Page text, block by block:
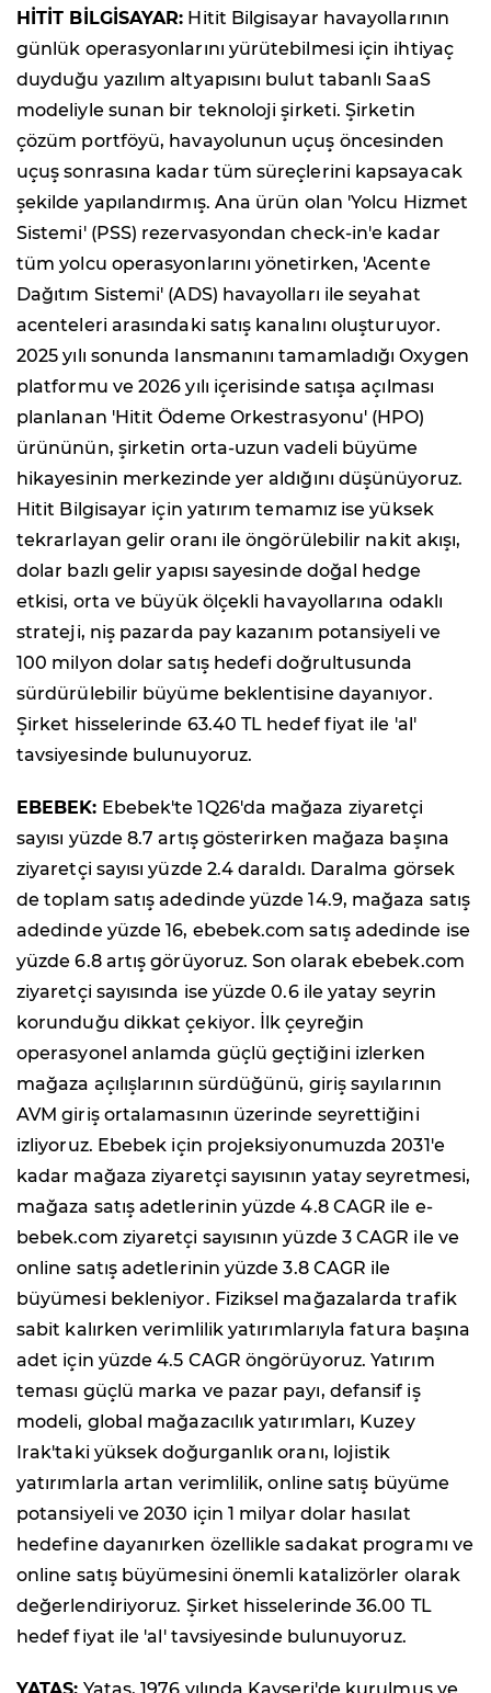
HİTİT BİLGİSAYAR: Hitit Bilgisayar havayollarının
günlük operasyonlarını yürütebilmesi için ihtiyaç
duyduğu yazılım altyapısını bulut tabanlı SaaS
modeliyle sunan bir teknoloji şirketi. Şirketin
çözüm portföyü, havayolunun uçuş öncesinden
uçuş sonrasına kadar tüm süreçlerini kapsayacak
şekilde yapılandırmış. Ana ürün olan 'Yolcu Hizmet
Sistemi' (PSS) rezervasyondan check-in'e kadar
tüm yolcu operasyonlarını yönetirken, 'Acente
Dağıtım Sistemi' (ADS) havayolları ile seyahat
acenteleri arasındaki satış kanalını oluşturuyor.
2025 yılı sonunda lansmanını tamamladığı Oxygen
platformu ve 2026 yılı içerisinde satışa açılması
planlanan 'Hitit Ödeme Orkestrasyonu' (HPO)
ürününün, şirketin orta-uzun vadeli büyüme
hikayesinin merkezinde yer aldığını düşünüyoruz.
Hitit Bilgisayar için yatırım temamız ise yüksek
tekrarlayan gelir oranı ile öngörülebilir nakit akışı,
dolar bazlı gelir yapısı sayesinde doğal hedge
etkisi, orta ve büyük ölçekli havayollarına odaklı
strateji, niş pazarda pay kazanım potansiyeli ve
100 milyon dolar satış hedefi doğrultusunda
sürdürülebilir büyüme beklentisine dayanıyor.
Şirket hisselerinde 63.40 TL hedef fiyat ile 'al'
tavsiyesinde bulunuyoruz.
EBEBEK: Ebebek'te 1Q26'da mağaza ziyaretçi
sayısı yüzde 8.7 artış gösterirken mağaza başına
ziyaretçi sayısı yüzde 2.4 daraldı. Daralma görsek
de toplam satış adedinde yüzde 14.9, mağaza satış
adedinde yüzde 16, ebebek.com satış adedinde ise
yüzde 6.8 artış görüyoruz. Son olarak ebebek.com
ziyaretçi sayısında ise yüzde 0.6 ile yatay seyrin
korunduğu dikkat çekiyor. İlk çeyreğin
operasyonel anlamda güçlü geçtiğini izlerken
mağaza açılışlarının sürdüğünü, giriş sayılarının
AVM giriş ortalamasının üzerinde seyrettiğini
izliyoruz. Ebebek için projeksiyonumuzda 2031'e
kadar mağaza ziyaretçi sayısının yatay seyretmesi,
mağaza satış adetlerinin yüzde 4.8 CAGR ile e-
bebek.com ziyaretçi sayısının yüzde 3 CAGR ile ve
online satış adetlerinin yüzde 3.8 CAGR ile
büyümesi bekleniyor. Fiziksel mağazalarda trafik
sabit kalırken verimlilik yatırımlarıyla fatura başına
adet için yüzde 4.5 CAGR öngörüyoruz. Yatırım
teması güçlü marka ve pazar payı, defansif iş
modeli, global mağazacılık yatırımları, Kuzey
Irak'taki yüksek doğurganlık oranı, lojistik
yatırımlarla artan verimlilik, online satış büyüme
potansiyeli ve 2030 için 1 milyar dolar hasılat
hedefine dayanırken özellikle sadakat programı ve
online satış büyümesini önemli katalizörler olarak
değerlendiriyoruz. Şirket hisselerinde 36.00 TL
hedef fiyat ile 'al' tavsiyesinde bulunuyoruz.
YATAŞ: Yataş, 1976 yılında Kayseri'de kurulmuş ve